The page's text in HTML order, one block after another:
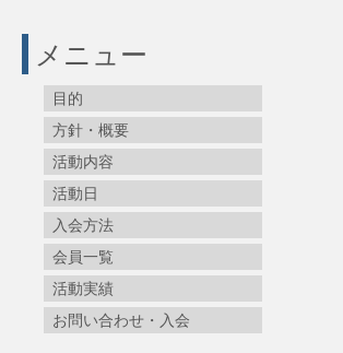
メニュー
目的
方針・概要
活動内容
活動日
入会方法
会員一覧
活動実績
お問い合わせ・入会